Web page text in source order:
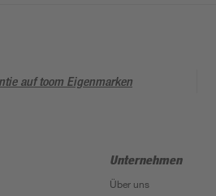
auf toom Eigenmarken
Unternehmen
Über uns